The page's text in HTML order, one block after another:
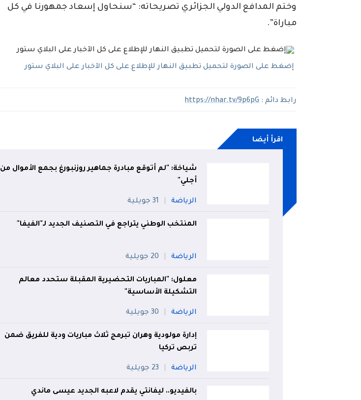
وختم المدافع الدولي الجزائري تصريحاته: “سنحاول إسعاد جمهورنا في كل
مباراة”.
إضغط على الصورة لتحميل تطبيق النهار للإطلاع على كل الآخبار على البلاي ستور
رابط دائم :https://nhar.tv/9p6pG
اقرأ أيضا
شياخة: "لم أتوقع مبادرة جماهير روزنبورغ بجمع الأموال من
أجلي"
الرياضة 31 جويلية
المنتخب الوطني يتراجع في التصنيف الجديد لـ"الفيفا"
الرياضة 20 جويلية
معلول: "المباريات التحضيرية المقبلة ستحدد معالم
التشكيلة الأساسية"
الرياضة 30 جويلية
إدارة مولودية وهران تبرمج ثلاث مباريات ودية للفريق ضمن
تربص تركيا
الرياضة 23 جويلية
بالفيديو.. ليفانتي يقدم لاعبه الجديد عيسى ماندي